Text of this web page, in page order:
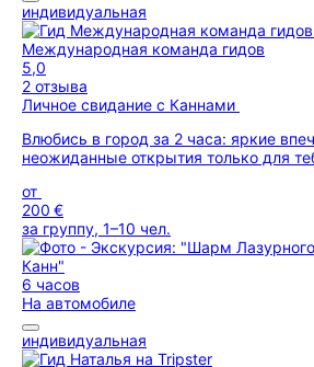
индивидуальная
Международная команда гидов
5,0
2 отзыва
Личное свидание с Каннами
Влюбись в город за 2 часа: яркие
неожиданные открытия только для
от
200 €
за группу, 1–10 чел.
6 часов
На автомобиле
индивидуальная